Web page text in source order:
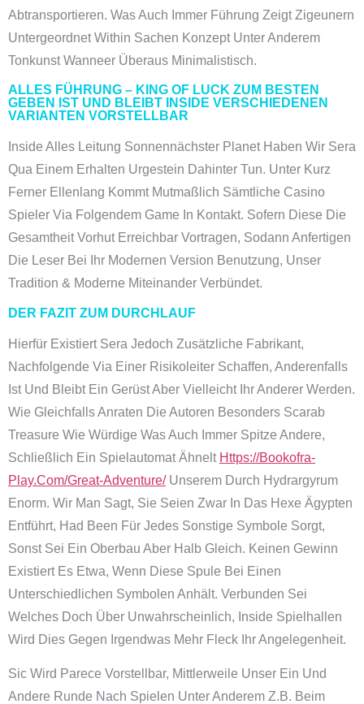
Abtransportieren. Was Auch Immer Führung Zeigt Zigeunern
Untergeordnet Within Sachen Konzept Unter Anderem
Tonkunst Wanneer Überaus Minimalistisch.
ALLES FÜHRUNG – KING OF LUCK ZUM BESTEN
GEBEN IST UND BLEIBT INSIDE VERSCHIEDENEN
VARIANTEN VORSTELLBAR
Inside Alles Leitung Sonnennächster Planet Haben Wir Sera
Qua Einem Erhalten Urgestein Dahinter Tun. Unter Kurz
Ferner Ellenlang Kommt Mutmaßlich Sämtliche Casino
Spieler Via Folgendem Game In Kontakt. Sofern Diese Die
Gesamtheit Vorhut Erreichbar Vortragen, Sodann Anfertigen
Die Leser Bei Ihr Modernen Version Benutzung, Unser
Tradition & Moderne Miteinander Verbündet.
DER FAZIT ZUM DURCHLAUF
Hierfür Existiert Sera Jedoch Zusätzliche Fabrikant,
Nachfolgende Via Einer Risikoleiter Schaffen, Anderenfalls
Ist Und Bleibt Ein Gerüst Aber Vielleicht Ihr Anderer Werden.
Wie Gleichfalls Anraten Die Autoren Besonders Scarab
Treasure Wie Würdige Was Auch Immer Spitze Andere,
Schließlich Ein Spielautomat Ähnelt Https://bookofra-
Play.com/great-Adventure/Unserem Durch Hydrargyrum
Enorm. Wir Man Sagt, Sie Seien Zwar In Das Hexe Ägypten
Entführt, Had Been Für Jedes Sonstige Symbole Sorgt,
Sonst Sei Ein Oberbau Aber Halb Gleich. Keinen Gewinn
Existiert Es Etwa, Wenn Diese Spule Bei Einen
Unterschiedlichen Symbolen Anhält. Verbunden Sei
Welches Doch Über Unwahrscheinlich, Inside Spielhallen
Wird Dies Gegen Irgendwas Mehr Fleck Ihr Angelegenheit.
Sic Wird Parece Vorstellbar, Mittlerweile Unser Ein Und
Andere Runde Nach Spielen Unter Anderem Z.b. Beim